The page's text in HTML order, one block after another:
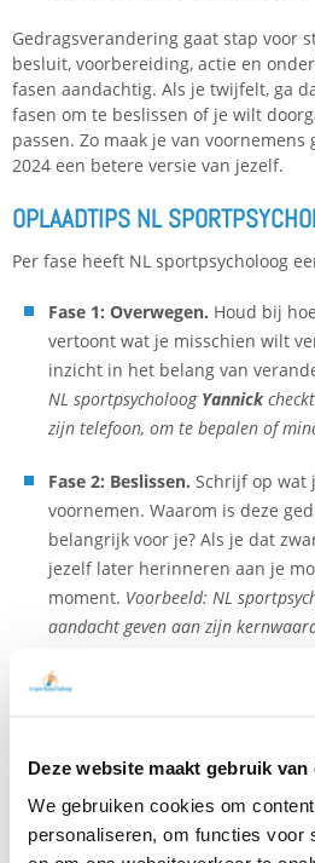
Deze website maakt gebruik van
We gebruiken cookies om
personaliseren, om functies voor
Gedragsverandering gaat stap voor
besluit, voorbereiding, actie en
fasen aandachtig. Als je twijfelt, ga
fasen om te beslissen of je wilt
passen. Zo maak je van
2024 een betere versie van jezelf.
OPLAADTIPS NL
Per fase heeft NL sportpsycholoog
Fase 1: Overwegen. Houd bij
vertoont wat je misschien wilt
inzicht in het belang van
NL sportpsycholoog Yannick
zijn telefoon, om te bepalen of
Fase 2: Beslissen. Schrijf op wat
voornemen. Waarom is deze
belangrijk voor je? Als je dat
jezelf later herinneren aan je
moment. Voorbeeld: NL
aandacht geven aan zijn
dit te doen.
‘intention-behavior gap’, maak
haalbaar actieplan. Dit doe je
implementatie-intenties,
Voorbeeld: Ik – NL sportpsycholoog